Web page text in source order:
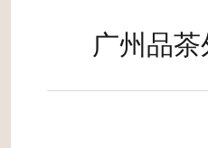
广州品